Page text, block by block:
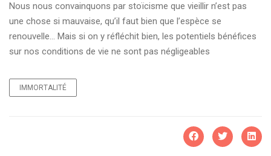
Nous nous convainquons par stoïcisme que vieillir n’est pas
une chose si mauvaise, qu’il faut bien que l’espèce se
renouvelle… Mais si on y réfléchit bien, les potentiels bénéfices
sur nos conditions de vie ne sont pas négligeables
IMMORTALITÉ